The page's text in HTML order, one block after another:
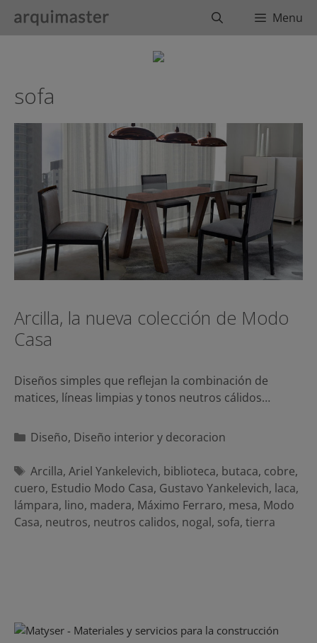
BuscarMenu
sofa
Arcilla, la nueva colección de Modo
Casa
Diseños simples que reflejan la combinación de
matices, líneas limpias y tonos neutros cálidos…
Categorías
Diseño, Diseño interior y decoracion
Etiquetas
Arcilla, Ariel Yankelevich, biblioteca, butaca, cobre,
cuero, Estudio Modo Casa, Gustavo Yankelevich, laca,
lámpara, lino, madera, Máximo Ferraro, mesa, Modo
Casa, neutros, neutros calidos, nogal, sofa, tierra